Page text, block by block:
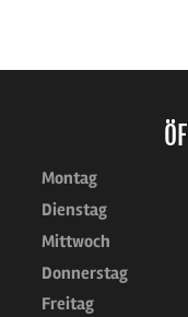
Montag
Dienstag
Mittwoch
Donnerstag
Freitag